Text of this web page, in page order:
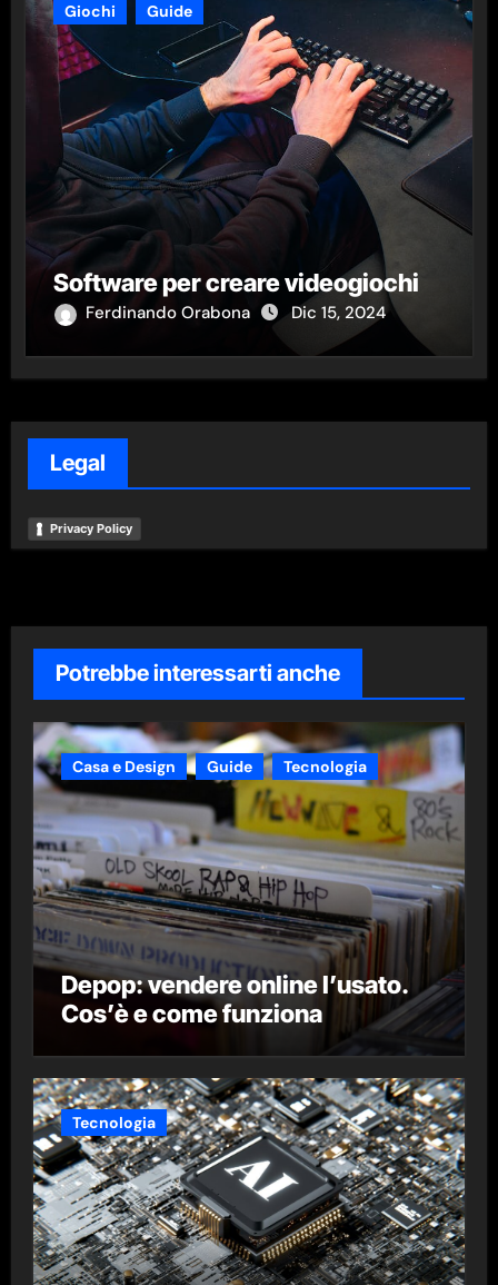
Giochi Guide
Software per creare videogiochi
Ferdinando Orabona Dic 15, 2024
Legal
Privacy Policy
Potrebbe interessarti anche
Casa e Design Guide Tecnologia
Depop: vendere online l’usato.
Cos’è e come funziona
Tecnologia